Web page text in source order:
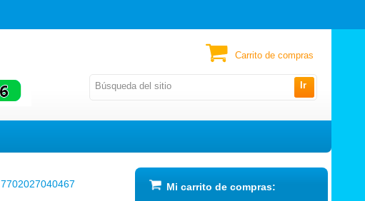
Ir
Carrito de compras
7702027040467 Mi carrito de compras: